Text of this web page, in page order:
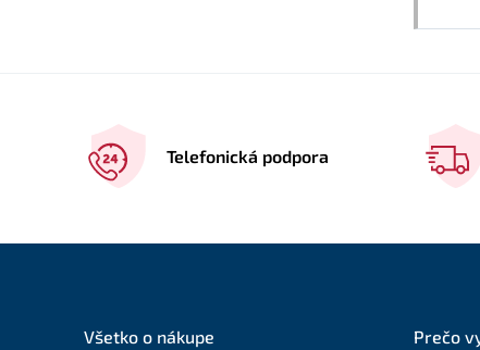
Telefonická podpora
Všetko o nákupe Prečo